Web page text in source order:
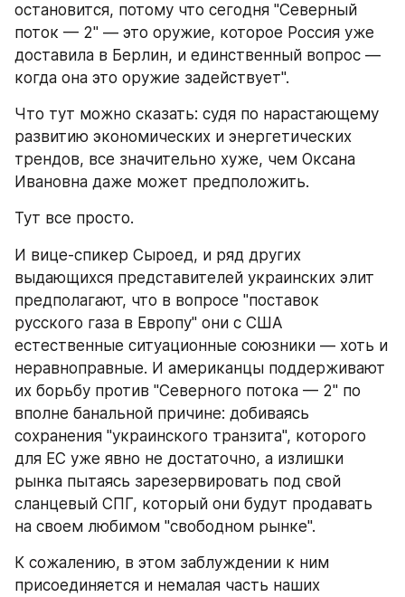
остановится, потому что сегодня "Северный
поток — 2" — это оружие, которое Россия уже
доставила в Берлин, и единственный вопрос —
когда она это оружие задействует".
Что тут можно сказать: судя по нарастающему
развитию экономических и энергетических
трендов, все значительно хуже, чем Оксана
Ивановна даже может предположить.
Тут все просто.
И вице-спикер Сыроед, и ряд других
выдающихся представителей украинских элит
предполагают, что в вопросе "поставок
русского газа в Европу" они с США
естественные ситуационные союзники — хоть и
неравноправные. И американцы поддерживают
их борьбу против "Северного потока — 2" по
вполне банальной причине: добиваясь
сохранения "украинского транзита", которого
для ЕС уже явно не достаточно, а излишки
рынка пытаясь зарезервировать под свой
сланцевый СПГ, который они будут продавать
на своем любимом "свободном рынке".
К сожалению, в этом заблуждении к ним
присоединяется и немалая часть наших